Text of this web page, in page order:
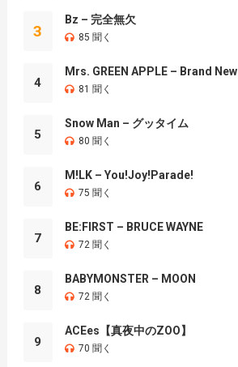
3
Bz – 完全無欠
85 聞く
4
Mrs. GREEN APPLE – Brand New
81 聞く
5
Snow Man – グッタイム
80 聞く
6
M!LK – You!Joy!Parade!
75 聞く
7
BE:FIRST – BRUCE WAYNE
72 聞く
8
BABYMONSTER – MOON
72 聞く
9
ACEes【真夜中のZOO】
70 聞く